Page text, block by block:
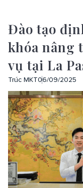
Đào tạo
khóa nâng
vụ tại La
Trúc MKT06/09/2025